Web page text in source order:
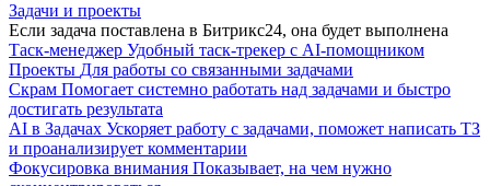
Задачи и проекты
Если задача поставлена в Битрикс24, она будет выполнена
Таск-менеджер Удобный таск-трекер с AI-помощником
Проекты Для работы со связанными задачами
Скрам Помогает системно работать над задачами и быстро
достигать результата
AI в Задачах Ускоряет работу с задачами, поможет написать ТЗ
и проанализирует комментарии
Фокусировка внимания Показывает, на чем нужно